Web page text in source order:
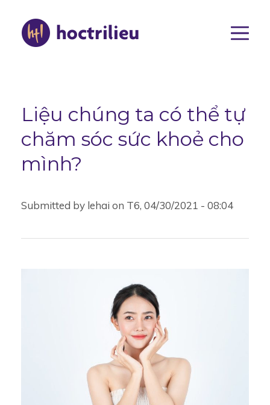
Liệu chúng ta có thể tự
chăm sóc sức khoẻ cho
mình?
Submitted by lehai on T6, 04/30/2021 - 08:04